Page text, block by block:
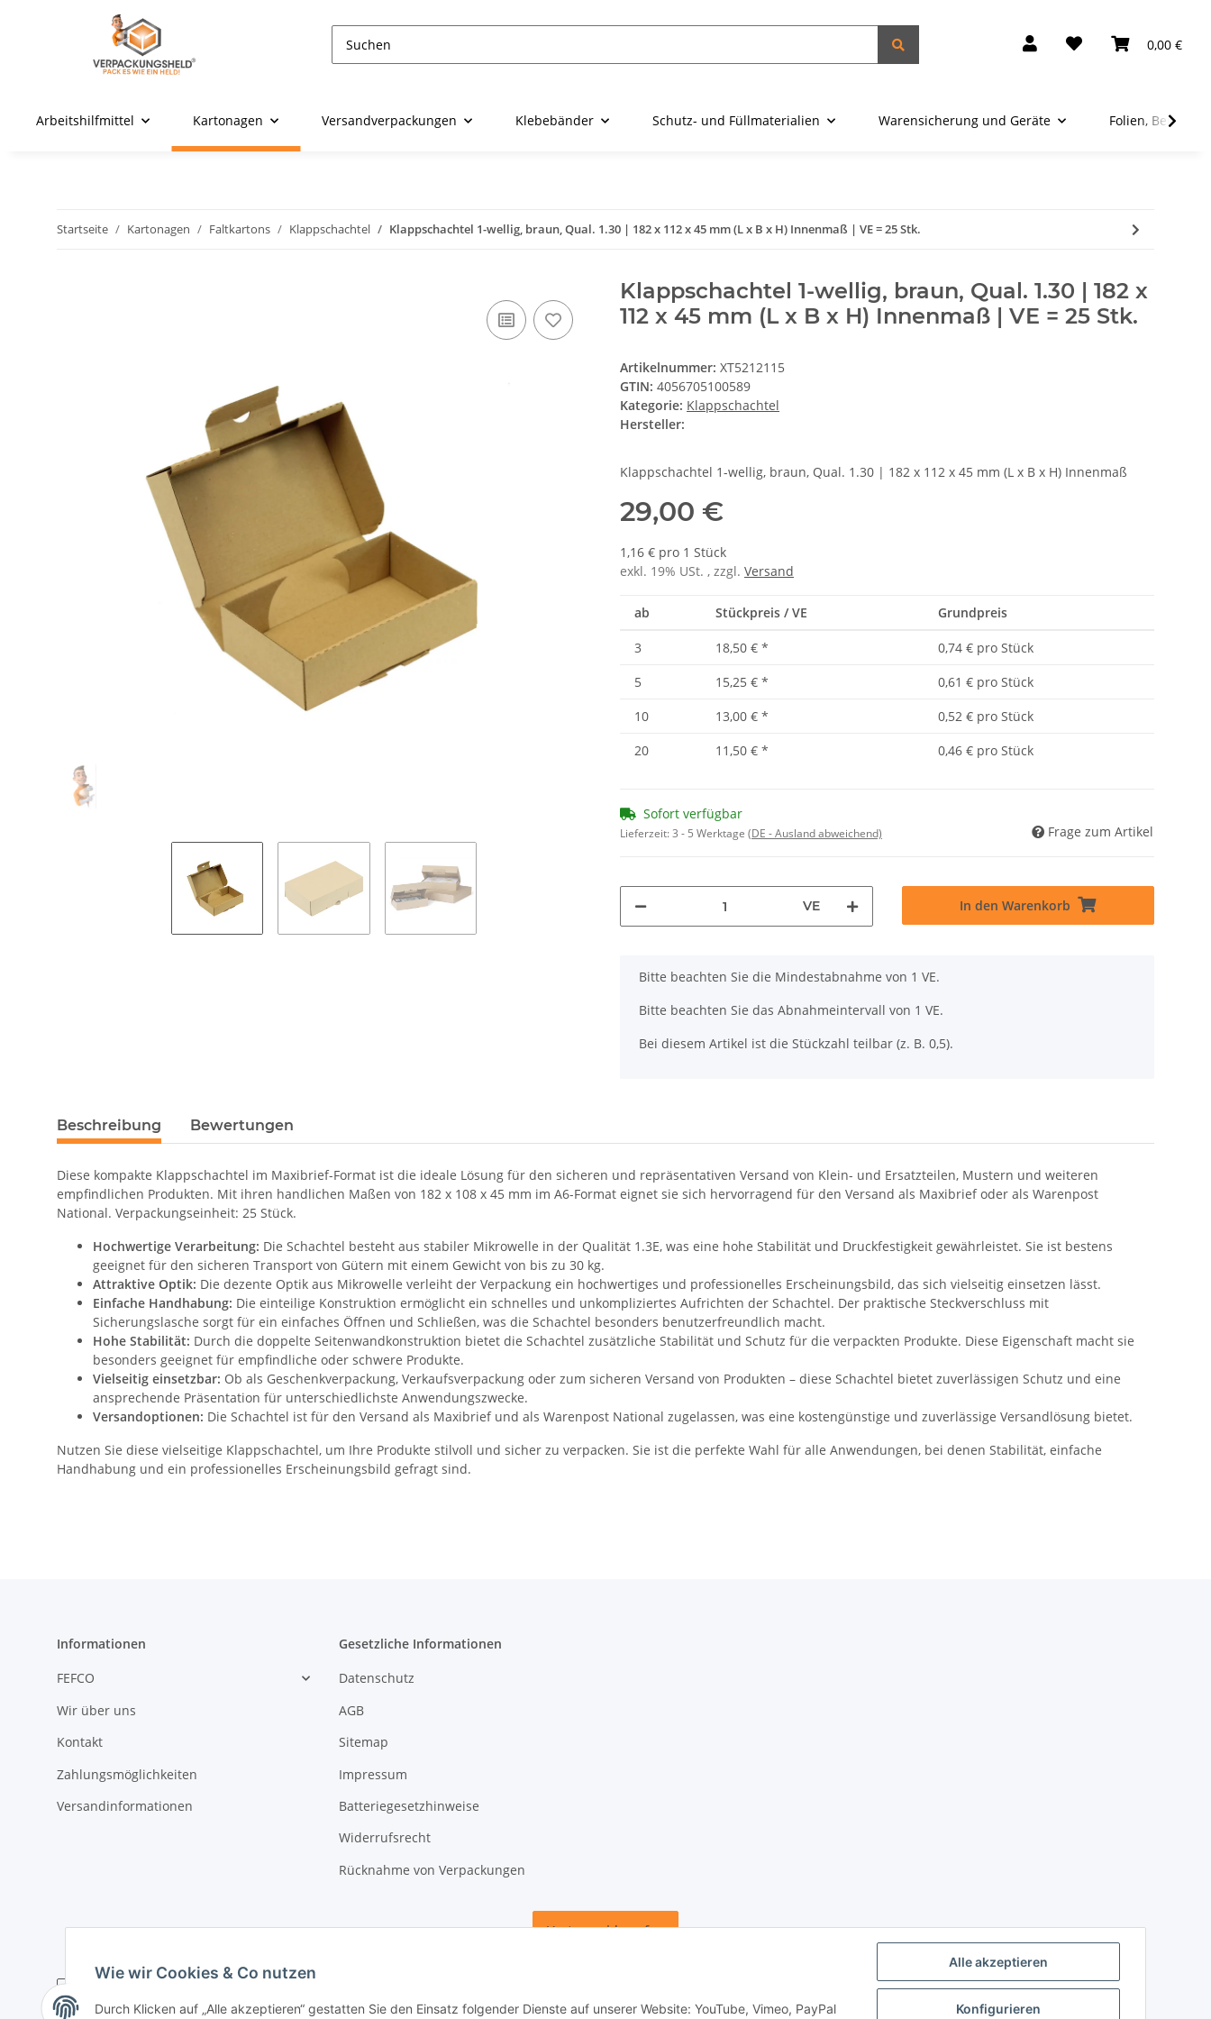
0,00 €
Arbeitshilfmittel Kartonagen Versandverpackungen Klebebänder Schutz- und Füllmaterialien Warensicherung und Geräte Folien, Beutel
Startseite Kartonagen Faltkartons Klappschachtel Klappschachtel 1-wellig, braun, Qual. 1.30 | 182 x 112 x 45 mm (L x B x H) Innenmaß | VE = 25 Stk.
Klappschachtel 1-wellig, braun, Qual. 1.30 | 182 x
112 x 45 mm (L x B x H) Innenmaß | VE = 25 Stk.
Artikelnummer: XT5212115
GTIN: 4056705100589
Kategorie: Klappschachtel
Hersteller:
Klappschachtel 1-wellig, braun, Qual. 1.30 | 182 x 112 x 45 mm (L x B x H) Innenmaß
29,00 €
1,16 € pro 1 Stück
exkl. 19% USt. , zzgl. Versand
ab Stückpreis / VE Grundpreis
3 18,50 € *
0,74 € pro Stück
5
15,25 € *
0,61 € pro Stück
10
13,00 € *
0,52 € pro Stück
20
11,50 € * 0,46 € pro Stück
Sofort verfügbar
Lieferzeit:3 - 5 Werktage (DE - Ausland abweichend) Frage zum Artikel
VE In den Warenkorb
x
Bitte beachten Sie die Mindestabnahme von 1 VE.
Bitte beachten Sie das Abnahmeintervall von 1 VE.
Bei diesem Artikel ist die Stückzahl teilbar (z. B. 0,5).
Beschreibung Bewertungen
Diese kompakte Klappschachtel im Maxibrief-Format ist die ideale Lösung für den sicheren und repräsentativen Versand von Klein- und Ersatzteilen, Mustern und weiteren
empfindlichen Produkten. Mit ihren handlichen Maßen von 182 x 108 x 45 mm im A6-Format eignet sie sich hervorragend für den Versand als Maxibrief oder als Warenpost
National. Verpackungseinheit: 25 Stück.
Hochwertige Verarbeitung: Die Schachtel besteht aus stabiler Mikrowelle in der Qualität 1.3E, was eine hohe Stabilität und Druckfestigkeit gewährleistet. Sie ist bestens
geeignet für den sicheren Transport von Gütern mit einem Gewicht von bis zu 30 kg.
Attraktive Optik: Die dezente Optik aus Mikrowelle verleiht der Verpackung ein hochwertiges und professionelles Erscheinungsbild, das sich vielseitig einsetzen lässt.
Einfache Handhabung: Die einteilige Konstruktion ermöglicht ein schnelles und unkompliziertes Aufrichten der Schachtel. Der praktische Steckverschluss mit
Sicherungslasche sorgt für ein einfaches Öffnen und Schließen, was die Schachtel besonders benutzerfreundlich macht.
Hohe Stabilität: Durch die doppelte Seitenwandkonstruktion bietet die Schachtel zusätzliche Stabilität und Schutz für die verpackten Produkte. Diese Eigenschaft macht sie
besonders geeignet für empfindliche oder schwere Produkte.
Vielseitig einsetzbar: Ob als Geschenkverpackung, Verkaufsverpackung oder zum sicheren Versand von Produkten – diese Schachtel bietet zuverlässigen Schutz und eine
ansprechende Präsentation für unterschiedlichste Anwendungszwecke.
Versandoptionen: Die Schachtel ist für den Versand als Maxibrief und als Warenpost National zugelassen, was eine kostengünstige und zuverlässige Versandlösung bietet.
Nutzen Sie diese vielseitige Klappschachtel, um Ihre Produkte stilvoll und sicher zu verpacken. Sie ist die perfekte Wahl für alle Anwendungen, bei denen Stabilität, einfache
Handhabung und ein professionelles Erscheinungsbild gefragt sind.
Informationen
FEFCO
Wir über uns
Kontakt
Zahlungsmöglichkeiten
Versandinformationen
Gesetzliche Informationen
Datenschutz
AGB
Sitemap
Impressum
Batteriegesetzhinweise
Widerrufsrecht
Rücknahme von Verpackungen
Vertrag widerrufen
Wie wir Cookies & Co nutzen
Durch Klicken auf „Alle akzeptieren“ gestatten Sie den Einsatz folgender Dienste auf unserer Website: YouTube, Vimeo, PayPal
Alle akzeptieren
Konfigurieren